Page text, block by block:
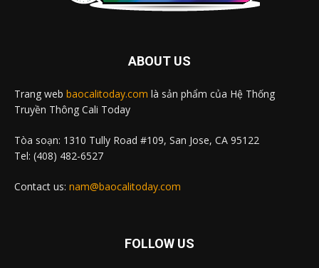
ABOUT US
Trang web baocalitoday.com là sản phẩm của Hệ Thống
Truyền Thông Cali Today
Tòa soạn: 1310 Tully Road #109, San Jose, CA 95122
Tel: (408) 482-6527
Contact us: nam@baocalitoday.com
FOLLOW US